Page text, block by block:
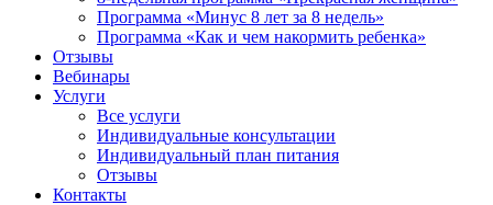
Программа «Минус 8 лет за 8 недель»
Программа «Как и чем накормить ребенка»
Отзывы
Вебинары
Услуги
Все услуги
Индивидуальные консультации
Индивидуальный план питания
Отзывы
Контакты